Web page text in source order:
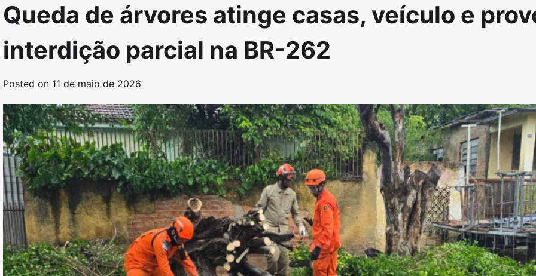
Queda de árvores atinge casas, veículo e
interdição parcial na BR-262
Posted on 11 de maio de 2026